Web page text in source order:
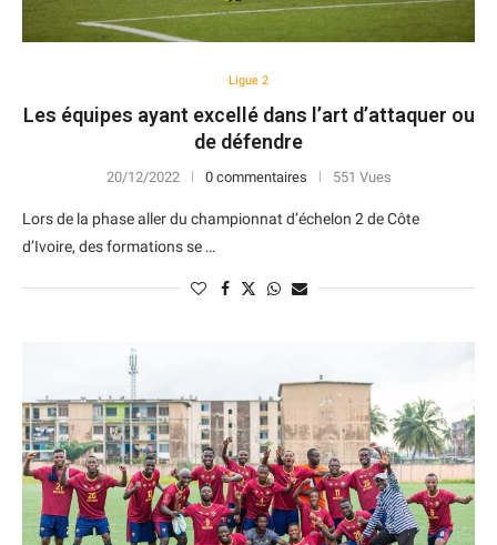
Ligue 2
Les équipes ayant excellé dans l’art d’attaquer ou
de défendre
20/12/2022 0 commentaires 551 Vues
Lors de la phase aller du championnat d’échelon 2 de Côte
d’Ivoire, des formations se …